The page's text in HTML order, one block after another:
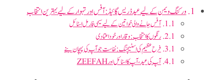
ورکنگ ویمن کے لیے عید ڈریس گائیڈ: آفس اور تہوار کے لیے بہترین انتخاب
آفس جانے والی خواتین کے لیے سیمی فارمل اسٹائل
رنگوں کا انتخاب: وقار اور خود اعتمادی
فرح عظیم کی اسٹیچنگ: نفاست جو آپ کی پہچان بنے
آپ کی عید، آپ کا اسٹائل اور ZEEFAH